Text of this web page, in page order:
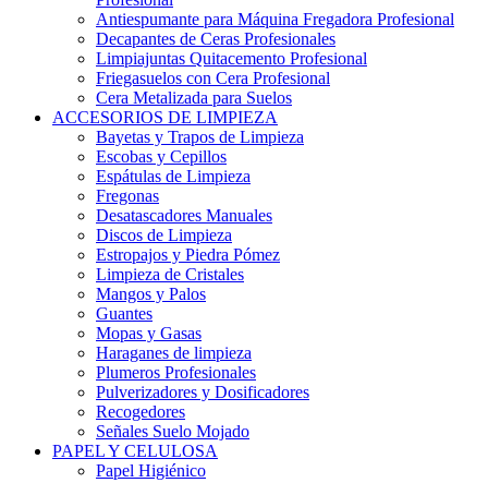
Antiespumante para Máquina Fregadora Profesional
Decapantes de Ceras Profesionales
Limpiajuntas Quitacemento Profesional
Friegasuelos con Cera Profesional
Cera Metalizada para Suelos
ACCESORIOS DE LIMPIEZA
Bayetas y Trapos de Limpieza
Escobas y Cepillos
Espátulas de Limpieza
Fregonas
Desatascadores Manuales
Discos de Limpieza
Estropajos y Piedra Pómez
Limpieza de Cristales
Mangos y Palos
Guantes
Mopas y Gasas
Haraganes de limpieza
Plumeros Profesionales
Pulverizadores y Dosificadores
Recogedores
Señales Suelo Mojado
PAPEL Y CELULOSA
Papel Higiénico